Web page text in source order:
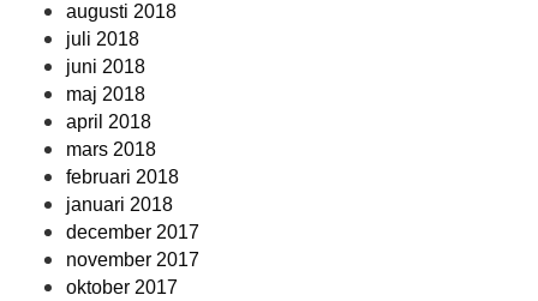
augusti 2018
juli 2018
juni 2018
maj 2018
april 2018
mars 2018
februari 2018
januari 2018
december 2017
november 2017
oktober 2017